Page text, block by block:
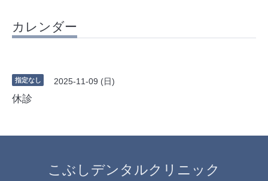
カレンダー
指定なし 2025-11-09 (日)
休診
こぶしデンタルクリニック